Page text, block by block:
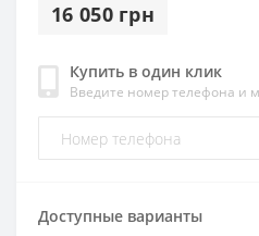
16 050 грн
Купить в один клик
Введите номер телефона и
Доступные варианты